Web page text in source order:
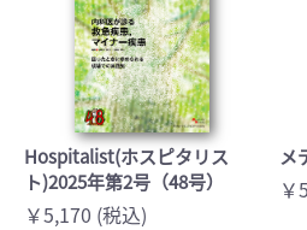
Hospitalist(ホスピタリス
ト)2025年第2号（48号）
￥5,170 (税込)
メ
￥